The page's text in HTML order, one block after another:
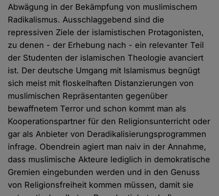
Abwägung in der Bekämpfung von muslimischem
Radikalismus. Ausschlaggebend sind die
repressiven Ziele der islamistischen Protagonisten,
zu denen - der Erhebung nach - ein relevanter Teil
der Studenten der islamischen Theologie avanciert
ist. Der deutsche Umgang mit Islamismus begnügt
sich meist mit floskelhaften Distanzierungen von
muslimischen Repräsentanten gegenüber
bewaffnetem Terror und schon kommt man als
Kooperationspartner für den Religionsunterricht oder
gar als Anbieter von Deradikalisierungsprogrammen
infrage. Obendrein agiert man naiv in der Annahme,
dass muslimische Akteure lediglich in demokratische
Gremien eingebunden werden und in den Genuss
von Religionsfreiheit kommen müssen, damit sie